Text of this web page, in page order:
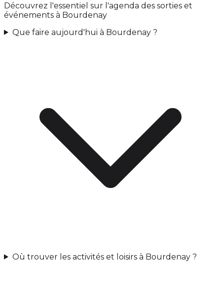
Découvrez l'essentiel sur l'agenda des sorties et
événements à Bourdenay
Que faire aujourd'hui à Bourdenay ?
Où trouver les activités et loisirs à Bourdenay ?